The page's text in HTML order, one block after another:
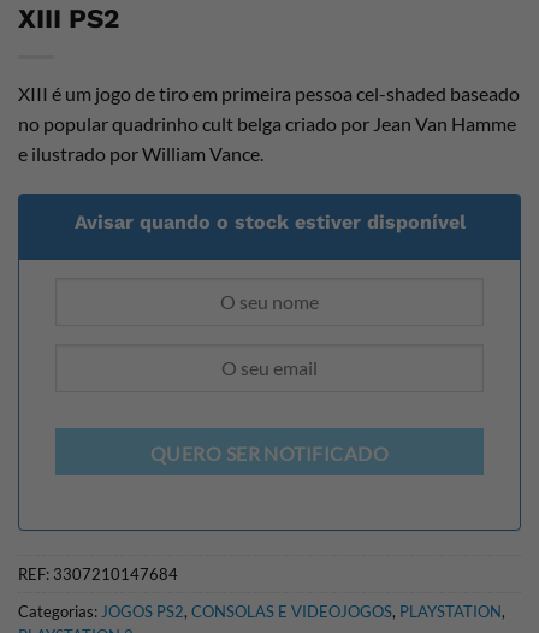
XIII PS2
XIII é um jogo de tiro em primeira pessoa cel-shaded baseado
no popular quadrinho cult belga criado por Jean Van Hamme
e ilustrado por William Vance.
Avisar quando o stock estiver disponível
QUERO SER NOTIFICADO
REF: 3307210147684
Categorias:JOGOS PS2, CONSOLAS E VIDEOJOGOS, PLAYSTATION,